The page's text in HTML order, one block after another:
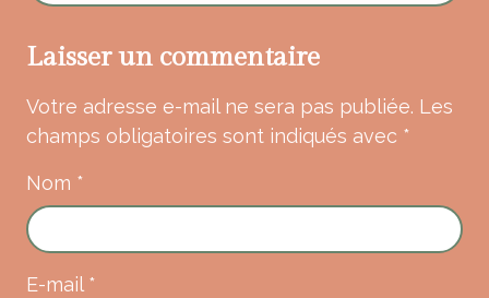
Laisser un commentaire
Votre adresse e-mail ne sera pas publiée. Les
champs obligatoires sont indiqués avec *
Nom *
E-mail *